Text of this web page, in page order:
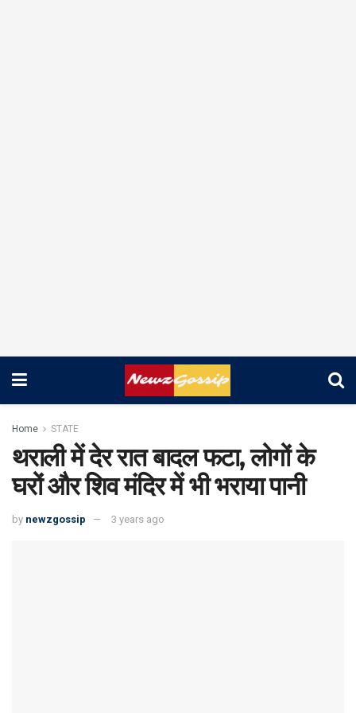
Home STATE
थराली में देर रात बादल फटा, लोगों के
घरों और शिव मंदिर में भी भराया पानी
by newzgossip 3 years ago